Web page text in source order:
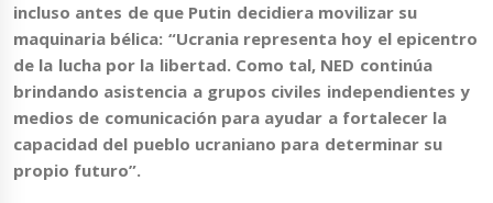
incluso antes de que Putin decidiera movilizar su
maquinaria bélica: “Ucrania representa hoy el epicentro
de la lucha por la libertad. Como tal, NED continúa
brindando asistencia a grupos civiles independientes y
medios de comunicación para ayudar a fortalecer la
capacidad del pueblo ucraniano para determinar su
propio futuro”.